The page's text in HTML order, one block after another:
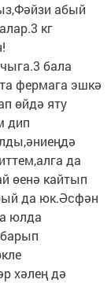
абый
кг
бала
фермага эшкә
өйдә яту
дип
да
өенә кайтып
да юк.Әсфән
юлда
хәлең дә